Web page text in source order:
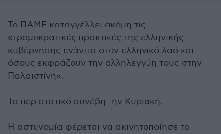
Το ΠΑΜΕ καταγγέλλει ακόμη τις
«τρομοκρατικές πρακτικές της ελληνικής
κυβέρνησης ενάντια στον ελληνικό λαό και
όσους εκφράζουν την αλληλεγγύη τους στην
Παλαιστίνη».
Το περιστατικό συνέβη την Κυριακή.
Η αστυνομία φέρεται να ακινητοποίησε το